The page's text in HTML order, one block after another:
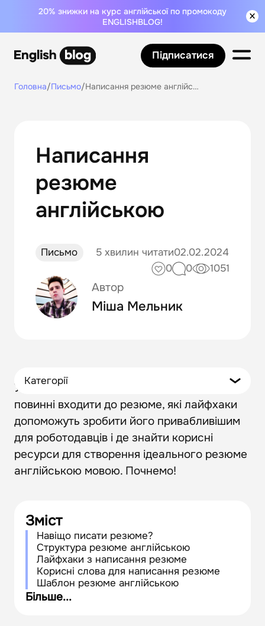
20% знижки на курс англійської по промокоду
ENGLISHBLOG!
Підписатися
Головна/Письмо/ Написання резюме англійською
Написання
резюме
англійською
Письмо 5 хвилин читати02.02.2024
0
0 1051
Автор
Міша Мельник
Категорії
У цій статті ми розглянемо, які елементи
повинні входити до резюме, які лайфхаки
допоможуть зробити його привабливішим
для роботодавців і де знайти корисні
ресурси для створення ідеального резюме
англійською мовою. Почнемо!
Зміст
Навіщо писати резюме?
Структура резюме англійською
Лайфхаки з написання резюме
Корисні слова для написання резюме
Шаблон резюме англійською
Онлайн-сервіси для створення резюме
Більше...